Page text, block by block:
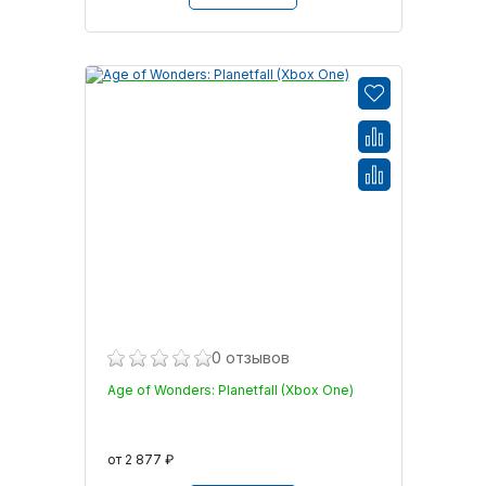
0 отзывов
Age of Wonders: Planetfall (Xbox One)
от 2 877 ₽